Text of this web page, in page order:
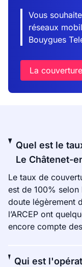
Vous
réseaux
Bouygues
La
Quel est le
Le Châtenet-
Le taux de
est de 100% selon
doute légèrement
l’ARCEP ont
encore compte
Qui est